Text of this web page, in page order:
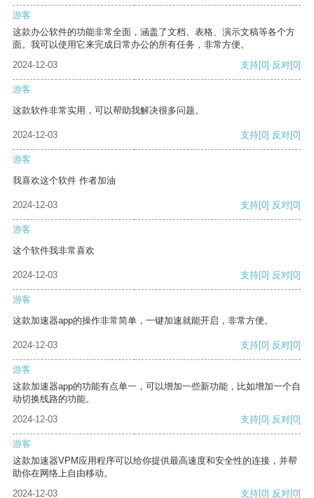
游客
这款办公软件的功能非常全面，涵盖了文档、表格、演示文稿等各个方
面。我可以使用它来完成日常办公的所有任务，非常方便。
2024-12-03
支持[0] 反对[0]
游客
这款软件非常实用，可以帮助我解决很多问题。
2024-12-03 支持[0] 反对[0]
游客
我喜欢这个软件 作者加油
2024-12-03 支持[0] 反对[0]
游客
这个软件我非常喜欢
2024-12-03 支持[0] 反对[0]
游客
这款加速器app的操作非常简单，一键加速就能开启，非常方便。
2024-12-03 支持[0] 反对[0]
游客
这款加速器app的功能有点单一，可以增加一些新功能，比如增加一个自
动切换线路的功能。
2024-12-03
支持[0] 反对[0]
游客
这款加速器VPM应用程序可以给你提供最高速度和安全性的连接，并帮
助你在网络上自由移动。
2024-12-03
支持[0] 反对[0]